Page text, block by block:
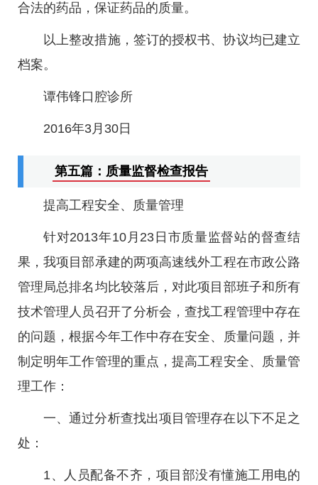
合法的药品，保证药品的质量。
以上整改措施，签订的授权书、协议均已建立
档案。
谭伟锋口腔诊所
2016年3月30日
第五篇：质量监督检查报告
提高工程安全、质量管理
针对2013年10月23日市质量监督站的督查结
果，我项目部承建的两项高速线外工程在市政公路
管理局总排名均比较落后，对此项目部班子和所有
技术管理人员召开了分析会，查找工程管理中存在
的问题，根据今年工作中存在安全、质量问题，并
制定明年工作管理的重点，提高工程安全、质量管
理工作：
一、通过分析查找出项目管理存在以下不足之
处：
1、人员配备不齐，项目部没有懂施工用电的